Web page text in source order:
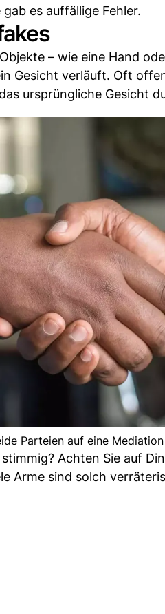
es auffällige Fehler.
– wie eine Hand
Gesicht verläuft. Oft
ursprüngliche Gesicht
Parteien auf eine
Achten Sie auf
Arme sind solch